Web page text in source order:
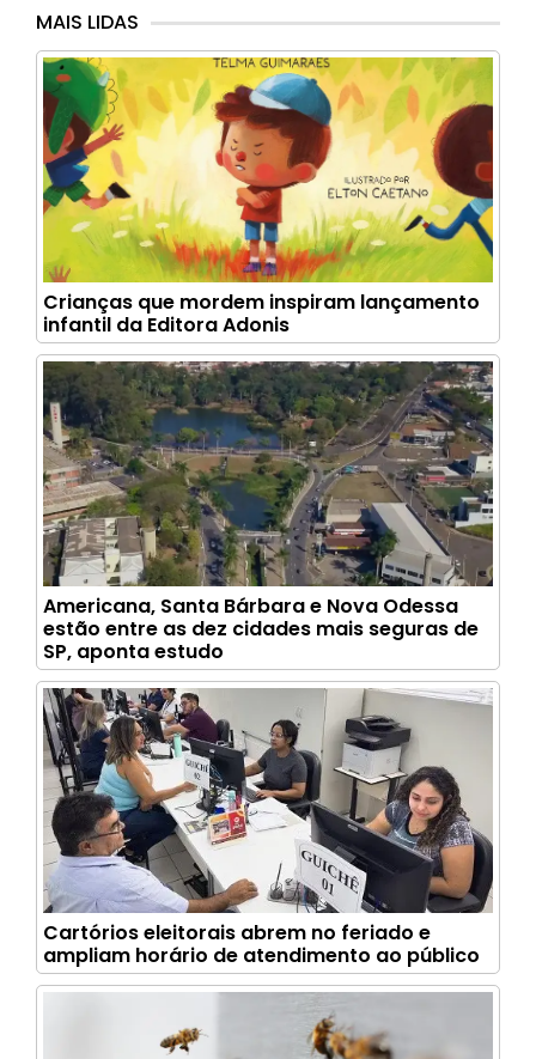
MAIS LIDAS
Crianças que mordem inspiram lançamento
infantil da Editora Adonis
Americana, Santa Bárbara e Nova Odessa
estão entre as dez cidades mais seguras de
SP, aponta estudo
Cartórios eleitorais abrem no feriado e
ampliam horário de atendimento ao público